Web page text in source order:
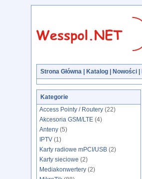
Strona Główna Katalog Nowości
Kategorie
Access Pointy / Routery (22)
Akcesoria GSM/LTE (4)
Anteny (5)
IPTV (1)
Karty radiowe mPCI/USB (2)
Karty sieciowe (2)
Mediakonwertery (2)